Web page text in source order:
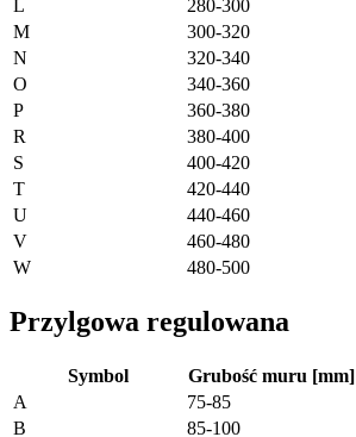
L
280-300
M
300-320
N
320-340
O
340-360
P
360-380
R
380-400
S
400-420
T
420-440
U
440-460
V
460-480
W
480-500
Przylgowa regulowana
Symbol Grubość muru [mm]
A
75-85
B
85-100